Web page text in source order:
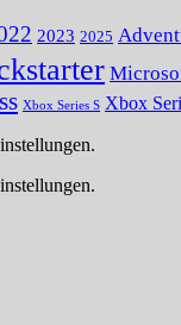
2023 2025
Xbox Series S Xbox